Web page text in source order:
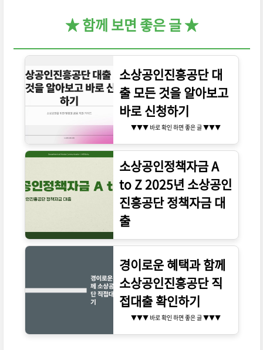
★ 함께 보면 좋은 글 ★
소상공인진흥공단 대
출 모든 것을 알아보고
바로 신청하기
▼▼▼ 바로 확인 하면 좋은 글 ▼▼▼
소상공인정책자금 A
to Z 2025년 소상공인
진흥공단 정책자금 대
출
▼▼▼ 바로 확인 하면 좋은 글 ▼▼▼
경이로운 혜택과 함께
소상공인진흥공단 직
접대출 확인하기
▼▼▼ 바로 확인 하면 좋은 글 ▼▼▼